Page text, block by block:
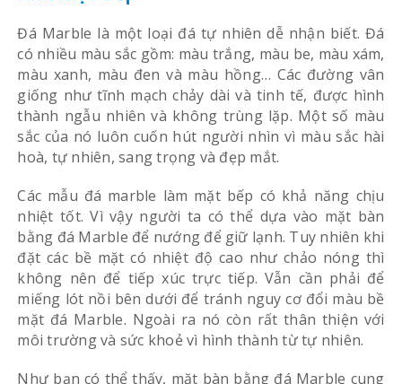
Đá Marble là một loại đá tự nhiên dễ nhận biết. Đá
có nhiều màu sắc gồm: màu trắng, màu be, màu xám,
màu xanh, màu đen và màu hồng… Các đường vân
giống như tĩnh mạch chảy dài và tinh tế, được hình
thành ngẫu nhiên và không trùng lặp. Một số màu
sắc của nó luôn cuốn hút người nhìn vì màu sắc hài
hoà, tự nhiên, sang trọng và đẹp mắt.
Các mẫu đá marble làm mặt bếp có khả năng chịu
nhiệt tốt. Vì vậy người ta có thể dựa vào mặt bàn
bằng đá Marble để nướng để giữ lạnh. Tuy nhiên khi
đặt các bề mặt có nhiệt độ cao như chảo nóng thì
không nên để tiếp xúc trực tiếp. Vẫn cần phải để
miếng lót nồi bên dưới để tránh nguy cơ đổi màu bề
mặt đá Marble. Ngoài ra nó còn rất thân thiện với
môi trường và sức khoẻ vì hình thành từ tự nhiên.
Như bạn có thể thấy, mặt bàn bằng đá Marble cung